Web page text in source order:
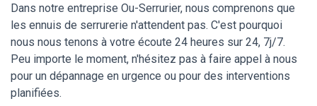
Dans notre entreprise Ou-Serrurier, nous comprenons que
les ennuis de serrurerie n'attendent pas. C'est pourquoi
nous nous tenons à votre écoute 24 heures sur 24, 7j/7.
Peu importe le moment, n'hésitez pas à faire appel à nous
pour un dépannage en urgence ou pour des interventions
planifiées.